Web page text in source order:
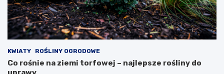
KWIATY ROŚLINY OGRODOWE
Co rośnie na ziemi torfowej – najlepsze rośliny do